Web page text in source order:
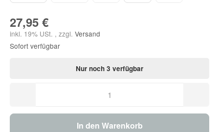
27,95 €
inkl. 19% USt. , zzgl. Versand
Sofort verfügbar
Nur noch 3 verfügbar
In den Warenkorb